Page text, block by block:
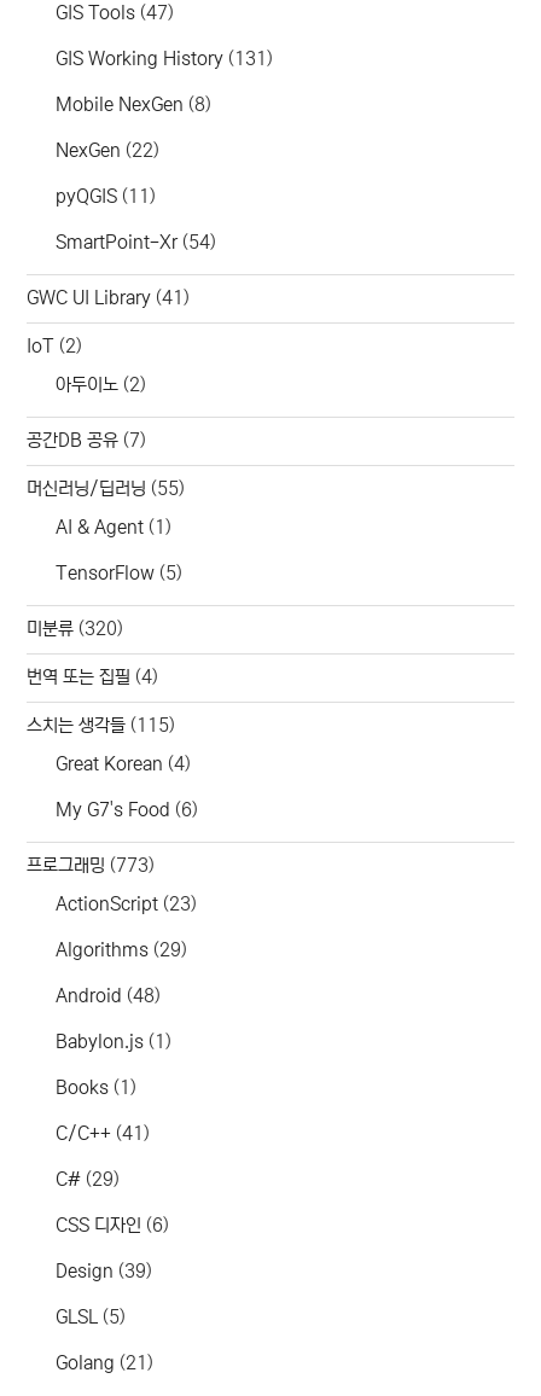
GIS Tools (47)
GIS Working History (131)
Mobile NexGen (8)
NexGen (22)
pyQGIS (11)
SmartPoint-Xr(54)
GWC UI Library (41)
IoT (2)
아두이노 (2)
공간DB 공유 (7)
머신러닝/딥러닝 (55)
AI & Agent (1)
TensorFlow (5)
미분류 (320)
번역 또는 집필 (4)
스치는 생각들 (115)
Great Korean (4)
My G7's Food (6)
프로그래밍 (773)
ActionScript (23)
Algorithms (29)
Android (48)
Babylon.js (1)
Books (1)
C/C++ (41)
C# (29)
CSS 디자인 (6)
Design (39)
GLSL (5)
Golang (21)